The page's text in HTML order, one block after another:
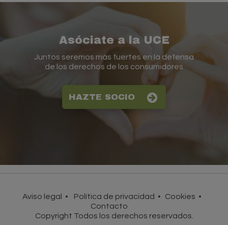
Asóciate a la UCE
Juntos seremos más fuertes en la defensa
de los derechos de los consumidores
HAZTE SOCIO
Aviso legal Política de privacidad
Cookies
Contacto
Copyright Todos los derechos reservados.